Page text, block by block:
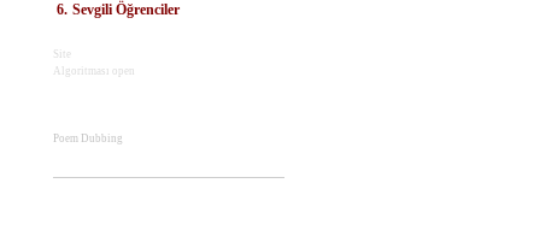
6. Sevgili Öğrenciler
Site
Algoritması open
Poem Dubbing